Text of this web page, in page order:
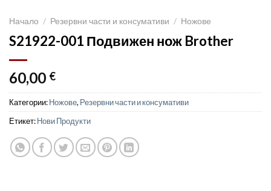
Начало / Резервни части и консумативи / Ножове
S21922-001 Подвижен нож Brother
60,00 €
Категории:Ножове, Резервни части и консумативи
Етикет:Нови Продукти